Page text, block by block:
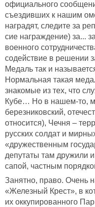
официального
съездивших к нашим
наградят, следите за
сие награждение) за...
военного
содействие в решении
Медаль так и
Нормальная такая
знакомые из тех, что
Кубе… Но в нашем-то,
березниковский,
относится), Чечня –
русских солдат и
«дружественным
депутаты там дружили
сапой, частным
Занятно, право. Очень
«Железный Крест», в
их оккупированного